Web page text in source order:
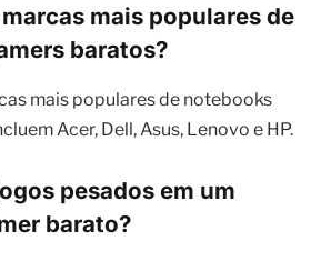
mais populares de
baratos?
mais populares de notebooks
Acer, Dell, Asus, Lenovo e HP.
pesados em um
barato?